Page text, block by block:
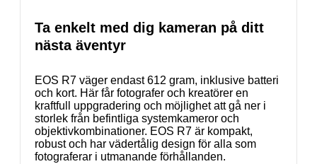
Ta enkelt med dig kameran på ditt
nästa äventyr
EOS R7 väger endast 612 gram, inklusive batteri
och kort. Här får fotografer och kreatörer en
kraftfull uppgradering och möjlighet att gå ner i
storlek från befintliga systemkameror och
objektivkombinationer. EOS R7 är kompakt,
robust och har vädertålig design för alla som
fotograferar i utmanande förhållanden.